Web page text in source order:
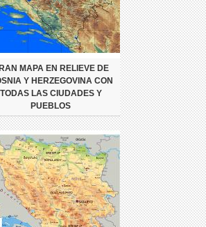
MAPA EN RELIEVE DE
Y HERZEGOVINA CON
TODAS LAS CIUDADES Y
PUEBLOS